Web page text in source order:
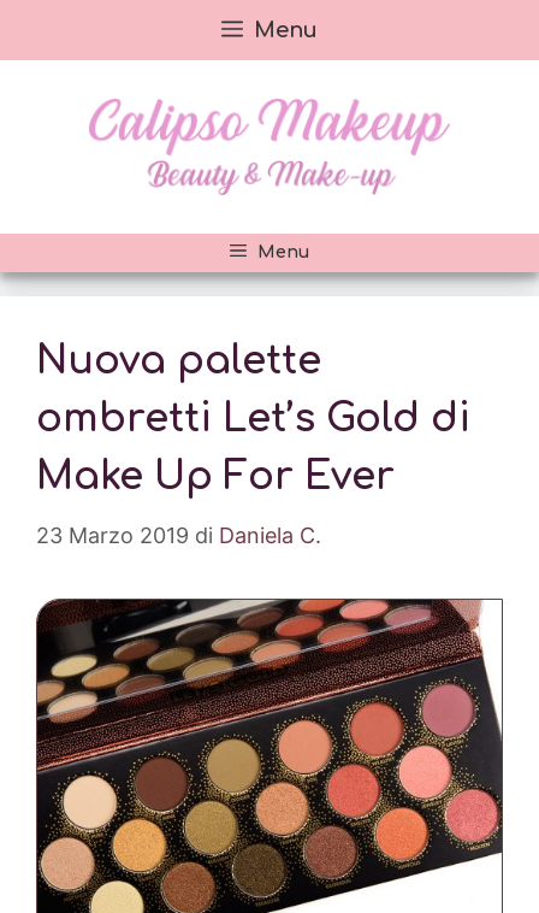
al
Menu
Menu
Nuova palette
ombretti Let’s Gold di
Make Up For Ever
23 Marzo 2019 di Daniela C.